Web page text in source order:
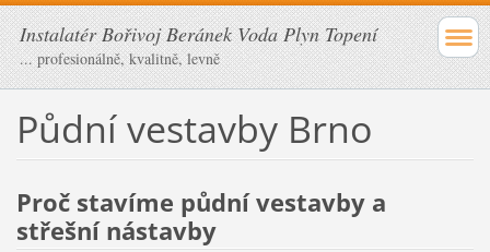
Instalatér Bořivoj Beránek Voda Plyn Topení
... profesionálně, kvalitně, levně
Půdní vestavby Brno
Proč stavíme půdní vestavby a
střešní nástavby